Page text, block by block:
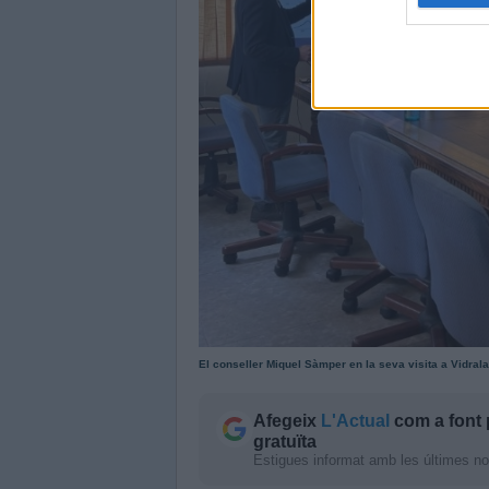
El conseller Miquel Sàmper en la seva visita a
Afegeix L'Actual com a font
gratuïta
Estigues informat amb les últimes